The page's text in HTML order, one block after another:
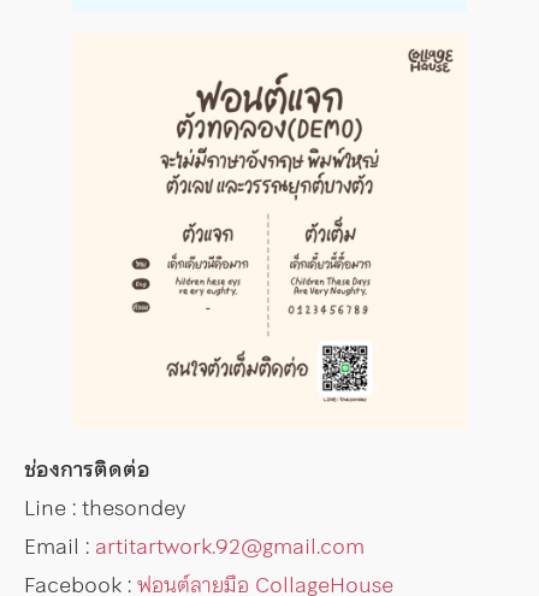
ช่องการติดต่อ
Line : thesondey
Email : artitartwork.92@gmail.com
Facebook :ฟอนต์ลายมือ CollageHouse